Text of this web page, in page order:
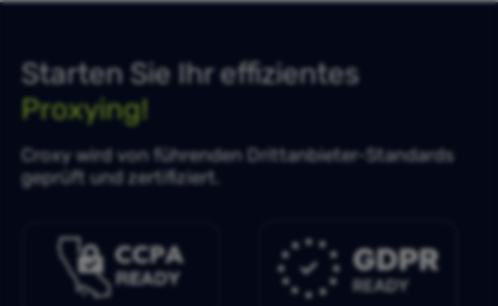
Starten Sie Ihr effizientes
Proxying!
Croxy wird von führenden Drittanbieter-Standards
geprüft und zertifiziert.